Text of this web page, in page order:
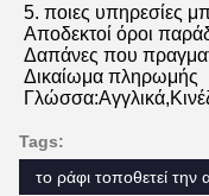
5. ποιες υπηρεσίες
Αποδεκτοί όροι
Δαπάνες που
Δικαίωμα πληρωμής
Tags:
το ράφι τοποθετεί